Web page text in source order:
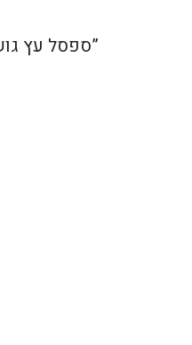
/ Products tagged “ספסל עץ גושני”